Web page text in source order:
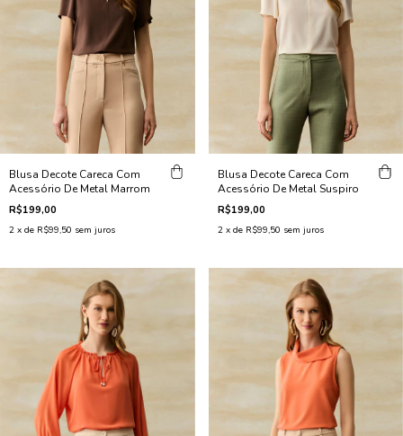
Blusa Decote Careca Com
Acessório De Metal Marrom
R$199,00
2 x de R$99,50 sem juros
Blusa Decote Careca Com
Acessório De Metal Suspiro
R$199,00
2 x de R$99,50 sem juros